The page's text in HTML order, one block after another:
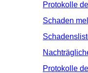
Protokolle
Schaden
Protokolle